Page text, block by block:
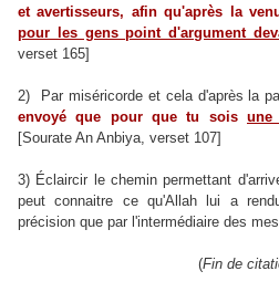
et avertisseurs, afin qu'après la
pour les gens point d'argument
verset 165]
2) Par miséricorde et cela d'après la
envoyé que pour que tu sois une
[Sourate An Anbiya, verset 107]
3) Éclaircir le chemin permettant
peut connaitre ce qu'Allah lui a
précision que par l'intermédiaire des
(Fin de